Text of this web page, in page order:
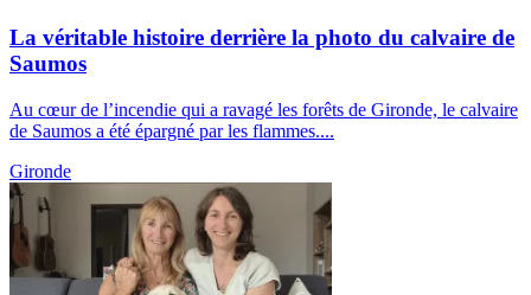
La véritable histoire derrière la photo du calvaire de
Saumos
Au cœur de l’incendie qui a ravagé les forêts de Gironde, le calvaire
de Saumos a été épargné par les flammes....
Gironde